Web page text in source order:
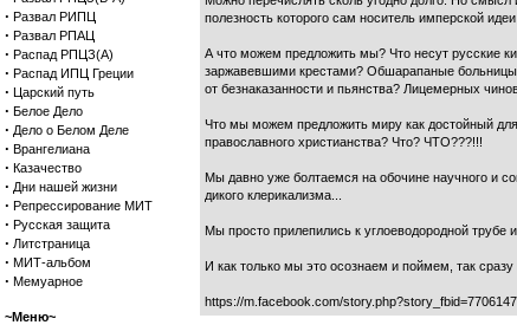
· Развал РИПЦ
· Развал РПАЦ
· Распад РПЦЗ(А)
· Распад ИПЦ Греции
· Царский путь
· Белое Дело
· Дело о Белом Деле
· Врангелиана
· Казачество
· Дни нашей жизни
· Репрессирование МИТ
· Русская защита
· Литстраница
· МИТ-альбом
· Мемуарное
~Меню~
полезность которого сам носитель имперской
А что можем предложить мы? Что несут русские
заржавевшими крестами? Обшарапаные
от безнаказанности и пьянства? Лицемерных
Что мы можем предложить миру как достойный
православного христианства? Что? ЧТО???!!!
Мы давно уже болтаемся на обочине научного и
дикого клерикализма...
Мы просто прилепились к углоеводородной
И как только мы это осознаем и поймем, так
https://m.facebook.com/